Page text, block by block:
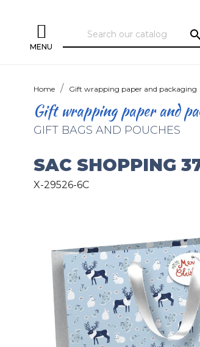
MENU
Home Gift wrapping paper and packaging
Gift wrapping paper and
GIFT BAGS AND POUCHES
SAC SHOPPING
X-29526-6C